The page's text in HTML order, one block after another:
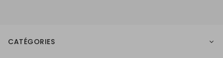
CATÉGORIES